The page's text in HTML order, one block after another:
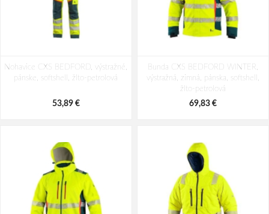
Nohavice CXS BEDFORD, výstražné,
pánske, softshell, žlto-petrolová
53,89 €
Bunda CXS BEDFORD WINTER,
výstražná, zimná, pánska, softshell,
žlto-petrolová
69,83 €